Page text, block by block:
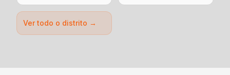
Ver todo o distrito →